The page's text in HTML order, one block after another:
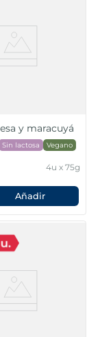
y maracuyá
Sin lactosa Vegano
4u x 75g
Añadir